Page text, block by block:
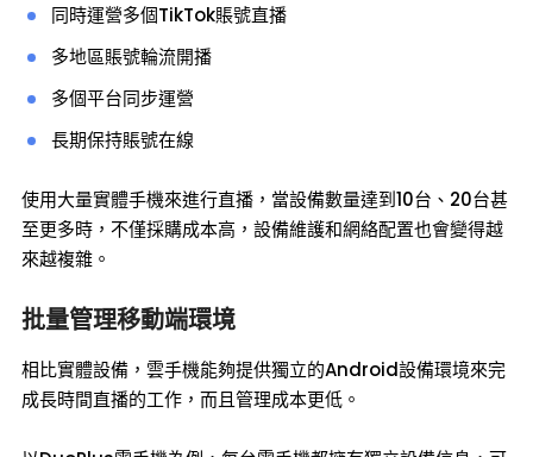
同時運營多個TikTok賬號直播
多地區賬號輪流開播
多個平台同步運營
長期保持賬號在線
使用大量實體手機來進行直播，當設備數量達到10台、20台甚
至更多時，不僅採購成本高，設備維護和網絡配置也會變得越
來越複雜。
批量管理移動端環境
相比實體設備，雲手機能夠提供獨立的Android設備環境來完
成長時間直播的工作，而且管理成本更低。